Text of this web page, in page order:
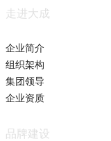
走进大成
企业简介
组织架构
集团领导
企业资质
品牌建设